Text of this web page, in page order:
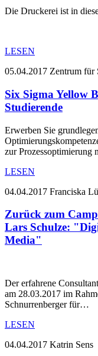
Die Druckerei ist in
LESEN
05.04.2017 Zentrum für
Six Sigma Yellow
Studierende
Erwerben Sie
zur
LESEN
04.04.2017 Franciska
Zurück zum
Lars Schulze:
Media"
Der erfahrene
am 28.03.2017 im
Schnurrenberger für…
LESEN
04.04.2017 Katrin Sens